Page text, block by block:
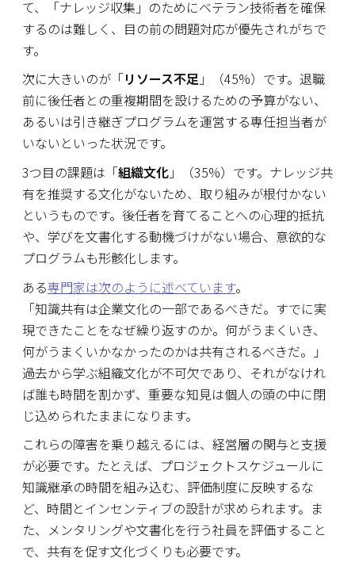
て、「ナレッジ収集」のためにベテラン技術者を確保
するのは難しく、目の前の問題対応が優先されがちで
す。
次に大きいのが「リソース不足 」（45%）です。退職
前に後任者との重複期間を設けるための予算がない、
あるいは引き継ぎプログラムを運営する専任担当者が
いないといった状況です。
3つ目の課題は「組織文化 」（35%）です。ナレッジ共
有を推奨する文化がないため、取り組みが根付かない
というものです。後任者を育てることへの心理的抵抗
や、学びを文書化する動機づけがない場合、意欲的な
プログラムも形骸化します。
ある専門家は次のように述べています。
「知識共有は企業文化の一部であるべきだ。すでに実
現できたことをなぜ繰り返すのか。何がうまくいき、
何がうまくいかなかったのかは共有されるべきだ。」
過去から学ぶ組織文化が不可欠であり、それがなけれ
ば誰も時間を割かず、重要な知見は個人の頭の中に閉
じ込められたままになります。
これらの障害を乗り越えるには、経営層の関与と支援
が必要です。たとえば、プロジェクトスケジュールに
知識継承の時間を組み込む、評価制度に反映するな
ど、時間とインセンティブの設計が求められます。ま
た、メンタリングや文書化を行う社員を評価すること
で、共有を促す文化づくりも必要です。